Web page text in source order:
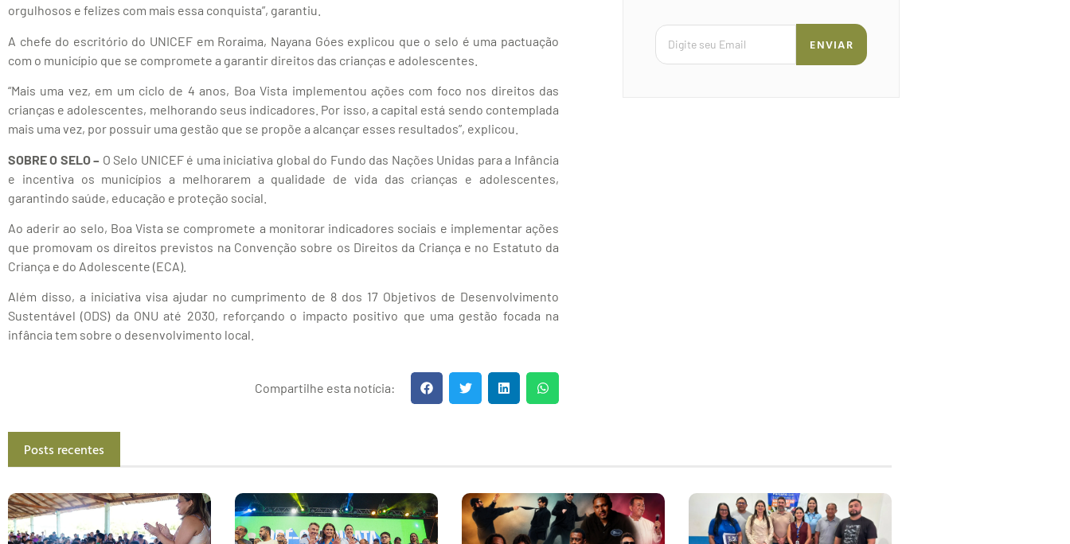
orgulhosos e felizes com mais essa conquista”, garantiu.
A chefe do escritório do UNICEF em Roraima, Nayana Góes explicou que o selo é uma pactuação
com o município que se compromete a garantir direitos das crianças e adolescentes.
“Mais uma vez, em um ciclo de 4 anos, Boa Vista implementou ações com foco nos direitos das
crianças e adolescentes, melhorando seus indicadores. Por isso, a capital está sendo contemplada
mais uma vez, por possuir uma gestão que se propõe a alcançar esses resultados”, explicou.
SOBRE O SELO – O Selo UNICEF é uma iniciativa global do Fundo das Nações Unidas para a Infância
e incentiva os municípios a melhorarem a qualidade de vida das crianças e adolescentes,
garantindo saúde, educação e proteção social.
Ao aderir ao selo, Boa Vista se compromete a monitorar indicadores sociais e implementar ações
que promovam os direitos previstos na Convenção sobre os Direitos da Criança e no Estatuto da
Criança e do Adolescente (ECA).
Além disso, a iniciativa visa ajudar no cumprimento de 8 dos 17 Objetivos de Desenvolvimento
Sustentável (ODS) da ONU até 2030, reforçando o impacto positivo que uma gestão focada na
infância tem sobre o desenvolvimento local.
Compartilhe esta notícia:
ENVIAR
Posts recentes